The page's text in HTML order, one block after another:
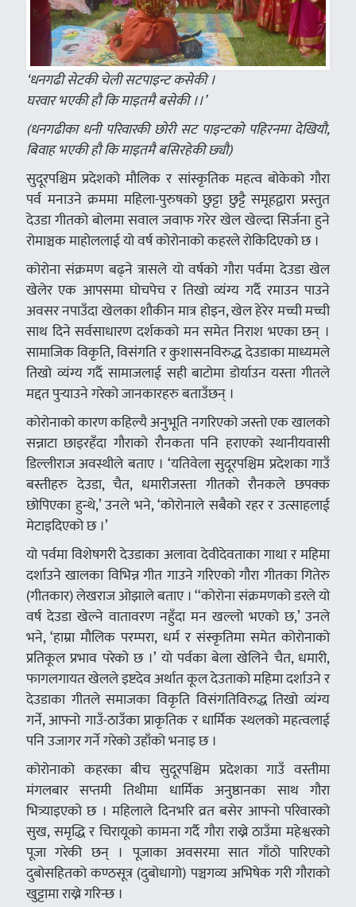
‘धनगढी सेटकी चेली सटपाइन्ट कसेकी ।
घरवार भएकी हौ कि माइतमै बसेकी ।।’
(धनगढीका धनी परिवारकी छोरी सट पाइन्टको पहिरनमा देखियौ,
बिवाह भएकी हौ कि माइतमै बसिरहेकी छ्यौ)
सुदूरपश्चिम प्रदेशको मौलिक र सांस्कृतिक महत्व बोकेको गौरा
पर्व मनाउने क्रममा महिला-पुरुषको छुट्टा छुट्टै समूहद्वारा प्रस्तुत
देउडा गीतको बोलमा सवाल जवाफ गरेर खेल खेल्दा सिर्जना हुने
रोमाञ्चक माहोललाई यो वर्ष कोरोनाको कहरले रोकिदिएको छ ।
कोरोना संक्रमण बढ्ने त्रासले यो वर्षको गौरा पर्वमा देउडा खेल
खेलेर एक आपसमा घोचपेच र तिखो व्यंग्य गर्दै रमाउन पाउने
अवसर नपाउँदा खेलका शौकीन मात्र होइन, खेल हेरेर मच्ची मच्ची
साथ दिने सर्वसाधारण दर्शकको मन समेत निराश भएका छन् ।
सामाजिक विकृति, विसंगति र कुशासनविरुद्ध देउडाका माध्यमले
तिखो व्यंग्य गर्दै सामाजलाई सही बाटोमा डोर्याउन यस्ता गीतले
मद्दत पुर्‍याउने गरेको जानकारहरु बताउँछन् ।
कोरोनाको कारण कहिल्यै अनुभूति नगरिएको जस्तो एक खालको
सन्नाटा छाइरहँदा गौराको रौनकता पनि हराएको स्थानीयवासी
डिल्लीराज अवस्थीले बताए । ‘यतिवेला सुदूरपश्चिम प्रदेशका गाउँ
बस्तीहरु देउडा, चैत, धमारीजस्ता गीतको रौनकले छपक्क
छोपिएका हुन्थे,’ उनले भने, ‘कोरोनाले सबैको रहर र उत्साहलाई
मेटाइदिएको छ ।’
यो पर्वमा विशेषगरी देउडाका अलावा देवीदेवताका गाथा र महिमा
दर्शाउने खालका विभिन्न गीत गाउने गरिएको गौरा गीतका गितेरु
(गीतकार) लेखराज ओझाले बताए । ‘‘कोरोना संक्रमणको डरले यो
वर्ष देउडा खेल्ने वातावरण नहुँदा मन खल्लो भएको छ,’ उनले
भने, ‘हाम्रा मौलिक परम्परा, धर्म र संस्कृतिमा समेत कोरोनाको
प्रतिकूल प्रभाव परेको छ ।’ यो पर्वका बेला खेलिने चैत, धमारी,
फागलगायत खेलले इष्टदेव अर्थात कूल देउताको महिमा दर्शाउने र
देउडाका गीतले समाजका विकृति विसंगतिविरुद्ध तिखो व्यंग्य
गर्ने, आफ्नो गाउँ-ठाउँका प्राकृतिक र धार्मिक स्थलको महत्वलाई
पनि उजागर गर्ने गरेको उहाँको भनाइ छ ।
कोरोनाको कहरका बीच सुदूरपश्चिम प्रदेशका गाउँ वस्तीमा
मंगलबार सप्तमी तिथीमा धार्मिक अनुष्ठानका साथ गौरा
भित्र्याइएको छ । महिलाले दिनभरि व्रत बसेर आफ्नो परिवारको
सुख, समृद्धि र चिरायूको कामना गर्दै गौरा राख्ने ठाउँमा महेश्वरको
पूजा गरेकी छन् । पूजाका अवसरमा सात गाँठो पारिएको
दुबोसहितको कण्ठसूत्र (दुबोधागो) पञ्चगव्य अभिषेक गरी गौराको
खुट्टामा राख्ने गरिन्छ ।